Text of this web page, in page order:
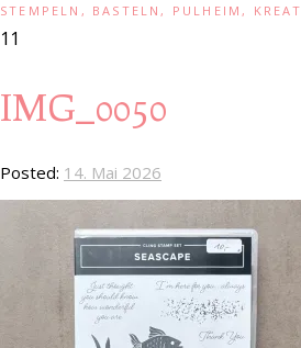
STEMPELN, BASTELN, PULHEIM,
11
IMG_0050
Posted: 14. Mai 2026